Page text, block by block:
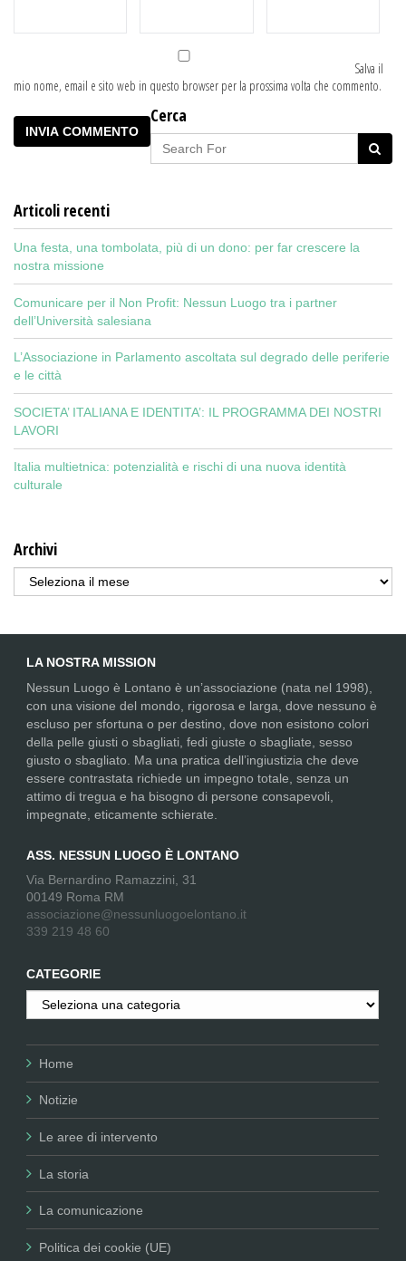
Salva il
mio nome, email e sito web in questo browser per la prossima volta che commento.
Cerca
Articoli recenti
Una festa, una tombolata, più di un dono: per far crescere la
nostra missione
Comunicare per il Non Profit: Nessun Luogo tra i partner
dell’Università salesiana
L’Associazione in Parlamento ascoltata sul degrado delle periferie
e le città
SOCIETA’ ITALIANA E IDENTITA’: IL PROGRAMMA DEI NOSTRI
LAVORI
Italia multietnica: potenzialità e rischi di una nuova identità
culturale
Archivi
Archivi
LA NOSTRA MISSION
Nessun Luogo è Lontano è un’associazione (nata nel 1998),
con una visione del mondo, rigorosa e larga, dove nessuno è
escluso per sfortuna o per destino, dove non esistono colori
della pelle giusti o sbagliati, fedi giuste o sbagliate, sesso
giusto o sbagliato. Ma una pratica dell’ingiustizia che deve
essere contrastata richiede un impegno totale, senza un
attimo di tregua e ha bisogno di persone consapevoli,
impegnate, eticamente schierate.
ASS. NESSUN LUOGO È LONTANO
Via Bernardino Ramazzini, 31
00149 Roma RM
associazione@nessunluogoelontano.it
339 219 48 60
CATEGORIE
Categorie
Home
Notizie
Le aree di intervento
La storia
La comunicazione
Politica dei cookie (UE)